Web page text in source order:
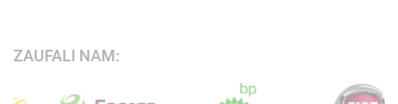
ZAUFALI NAM: